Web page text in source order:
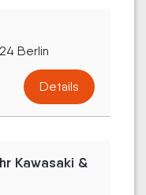
Berlin
Details
Kawasaki &